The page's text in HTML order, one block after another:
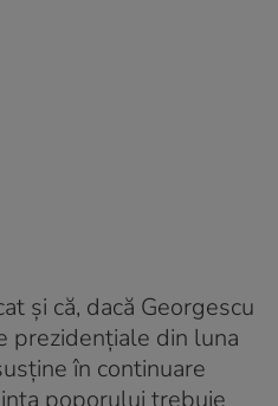
și că, dacă Georgescu
prezidențiale din luna
în continuare
poporului trebuie